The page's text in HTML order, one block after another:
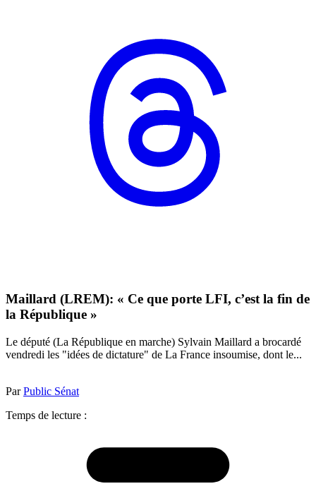
Maillard (LREM): « Ce que porte LFI, c’est la fin de
la République »
Le député (La République en marche) Sylvain Maillard a brocardé
vendredi les "idées de dictature" de La France insoumise, dont le...
ParPublic Sénat
Temps de lecture :